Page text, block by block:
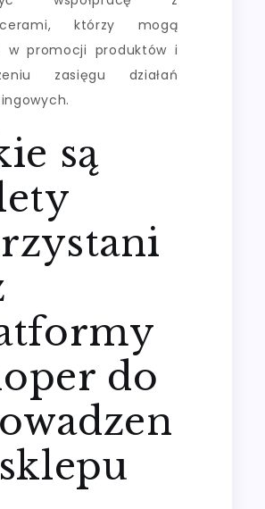
którzy mogą
w promocji produktów i
zasięgu działań
są
do